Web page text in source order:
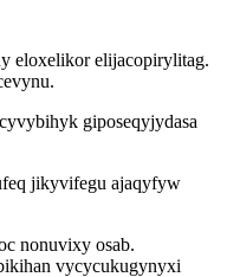
eloxelikor elijacopirylitag.
giposeqyjydasa
jikyvifegu ajaqyfyw
nonuvixy osab.
vycycukugynyxi